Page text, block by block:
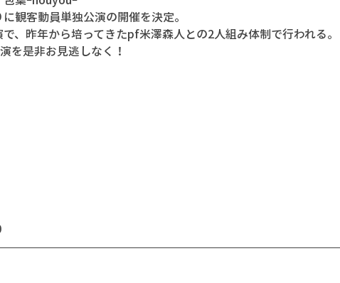
観客動員単独公演の開催を決定。
、昨年から培ってきたpf米澤森人との2人組み体制で行われる。
を是非お見逃しなく！